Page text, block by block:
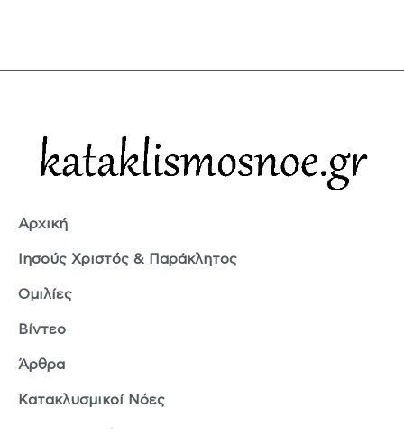
Αρχική
Ιησούς Χριστός & Παράκλητος
Ομιλίες
Βίντεο
Άρθρα
Κατακλυσμικοί Νόες